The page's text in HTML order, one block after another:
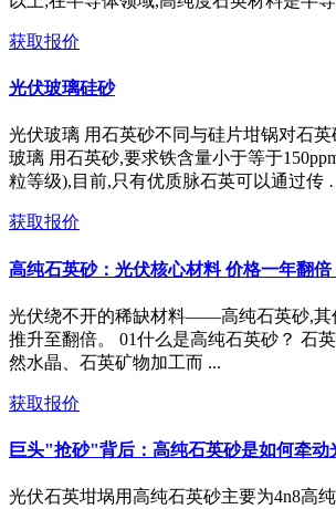
获取报价
光伏玻璃硅砂
光伏玻璃 用石英砂不同与硅片坩锅对石
玻璃 用石英砂,要求铁含量小于等于
粒等级),目前,只有优质脉石英可以通过传
获取报价
高纯石英砂：光伏核心材料 价格一年翻
光伏绕不开的稀缺材料——高纯石英砂,其
推升至翻倍。 01什么是高纯石英砂？ 石
然水晶、石英矿物加工而 ...
获取报价
巨头"抢砂"背后：高纯石英砂是如何牵
光伏石英坩埚用高纯石英砂主要为4n8高